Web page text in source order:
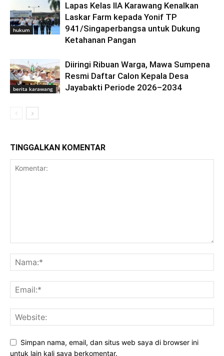
hukum
Lapas Kelas IIA Karawang Kenalkan
Laskar Farm kepada Yonif TP
941/Singaperbangsa untuk Dukung
Ketahanan Pangan
berita karawang
Diiringi Ribuan Warga, Mawa Sumpena
Resmi Daftar Calon Kepala Desa
Jayabakti Periode 2026–2034
TINGGALKAN KOMENTAR
Simpan nama, email, dan situs web saya di browser ini
untuk lain kali saya berkomentar.